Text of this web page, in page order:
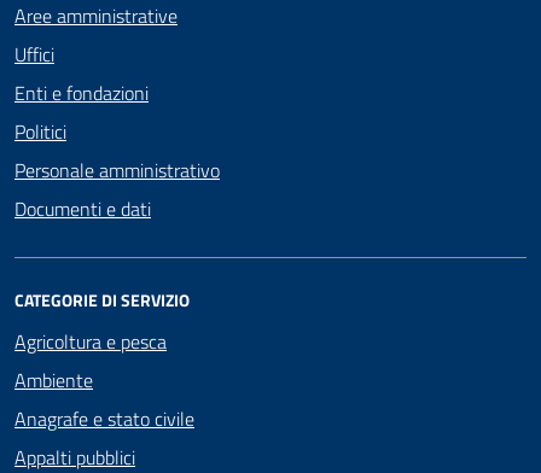
Aree amministrative
Uffici
Enti e fondazioni
Politici
Personale amministrativo
Documenti e dati
CATEGORIE DI SERVIZIO
Agricoltura e pesca
Ambiente
Anagrafe e stato civile
Appalti pubblici